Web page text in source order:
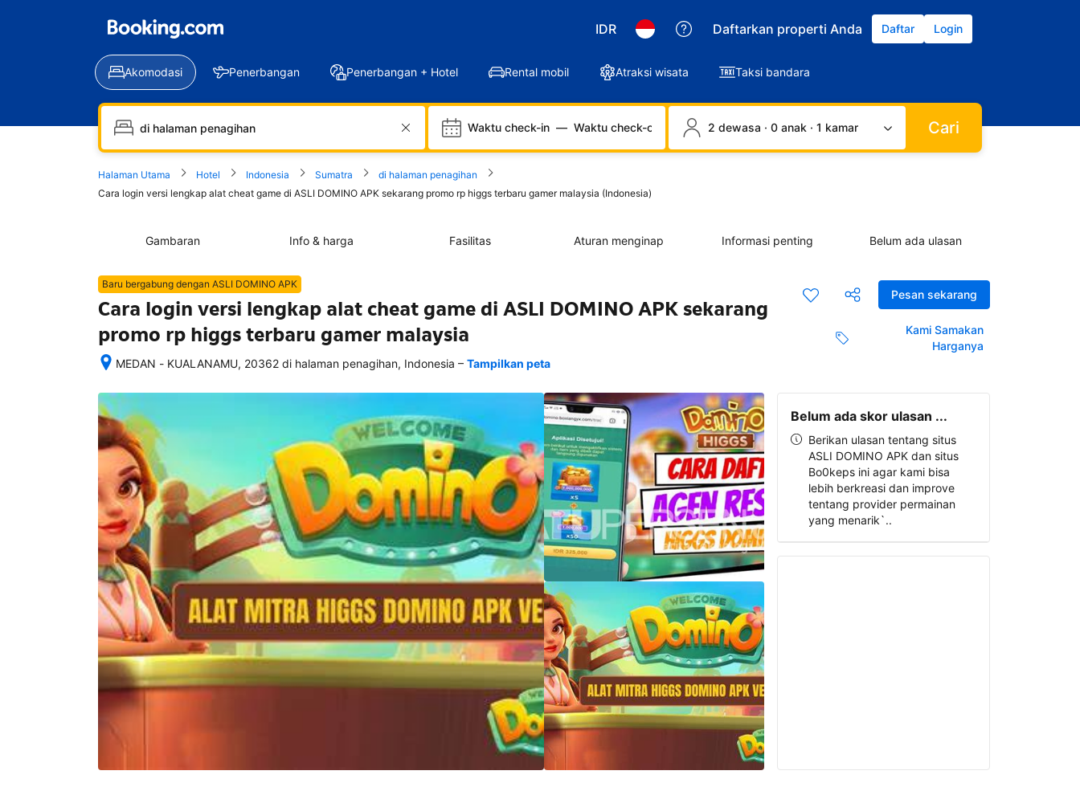
IDR Daftarkan properti Anda Daftar Login
Akomodasi Penerbangan Penerbangan + Hotel Rental mobil Atraksi wisata Taksi bandara
Waktu check-in — Waktu check-out 2 dewasa · 0 anak · 1 kamar Cari
Halaman Utama Hotel Indonesia Sumatra
di halaman penagihan
Cara login versi lengkap alat cheat game di ASLI DOMINO APK sekarang promo rp higgs terbaru gamer malaysia (Indonesia)
Gambaran Info & harga Fasilitas Aturan menginap Informasi penting Belum ada ulasan
Pesan sekarang
Kami Samakan
Harganya
Baru bergabung dengan ASLI DOMINO APK
Cara login versi lengkap alat cheat game di ASLI DOMINO APK sekarang
promo rp higgs terbaru gamer malaysia
MEDAN - KUALANAMU, 20362 di halaman penagihan, Indonesia
memesan,
semua
rincian
akomodasi
termasuk
nomor
telepon
dan
alamat
akan
disertakan
dalam
konfirmasi
pemesanan
dan
akun
Anda.
– Tampilkan peta
Belum ada skor ulasan ...
Berikan ulasan tentang situs
ASLI DOMINO APK dan situs
Bo0keps ini agar kami bisa
lebih berkreasi dan improve
tentang provider permainan
yang menarik`..